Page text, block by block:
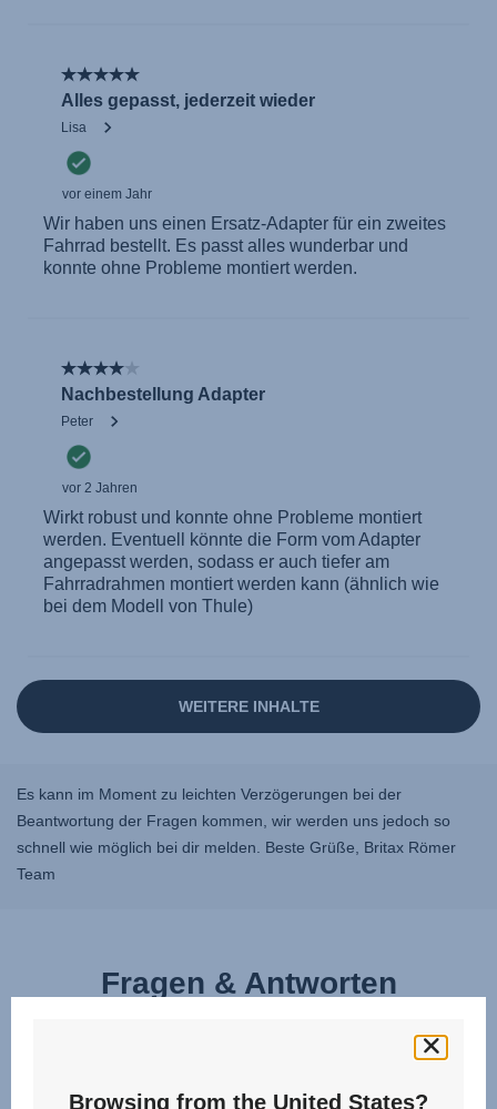
Es kann im Moment zu leichten Verzögerungen bei der
Beantwortung der Fragen kommen, wir werden uns jedoch so
schnell wie möglich bei dir melden. Beste Grüße, Britax Römer
Team
Fragen & Antworten
Browsing from the United States?